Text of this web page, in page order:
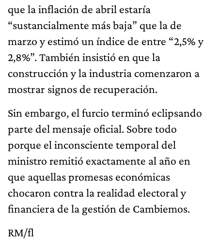
que la inflación de abril estaría
“sustancialmente más baja” que la de
marzo y estimó un índice de entre “2,5% y
2,8%”. También insistió en que la
construcción y la industria comenzaron a
mostrar signos de recuperación.
Sin embargo, el furcio terminó eclipsando
parte del mensaje oficial. Sobre todo
porque el inconsciente temporal del
ministro remitió exactamente al año en
que aquellas promesas económicas
chocaron contra la realidad electoral y
financiera de la gestión de Cambiemos.
RM/fl